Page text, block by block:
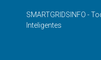
SMARTGRIDSINFO -
Inteligentes